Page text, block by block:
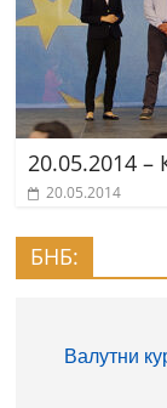
20.05.2014 –
20.05.2014
БНБ: